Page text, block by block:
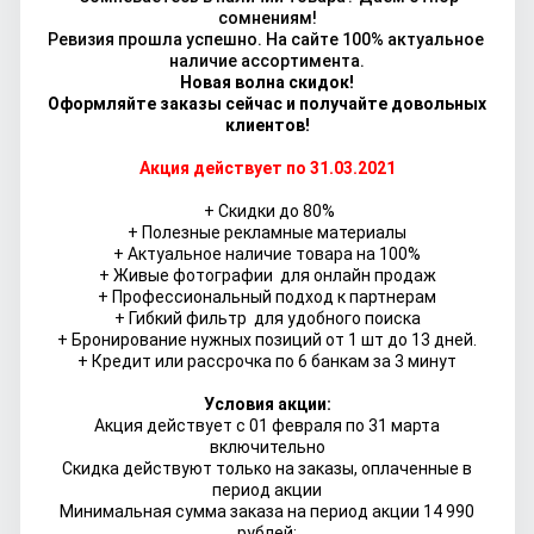
сомнениям!
Ревизия прошла успешно. На сайте 100% актуальное
наличие ассортимента.
Новая волна скидок!
Оформляйте заказы сейчас и получайте довольных
клиентов!
Акция действует по 31.03.2021
+ Скидки до 80%
+ Полезные рекламные материалы
+ Актуальное наличие товара на 100%
+ Живые фотографии для онлайн продаж
+ Профессиональный подход к партнерам
+ Гибкий фильтр для удобного поиска
+ Бронирование нужных позиций от 1 шт до 13 дней.
+ Кредит или рассрочка по 6 банкам за 3 минут
Условия акции:
Акция действует с 01 февраля по 31 марта
включительно
Скидка действуют только на заказы, оплаченные в
период акции
Минимальная сумма заказа на период акции 14 990